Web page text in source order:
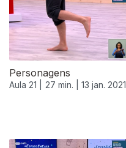
Personagens
Aula 21 | 27 min. | 13 jan. 2021
519492